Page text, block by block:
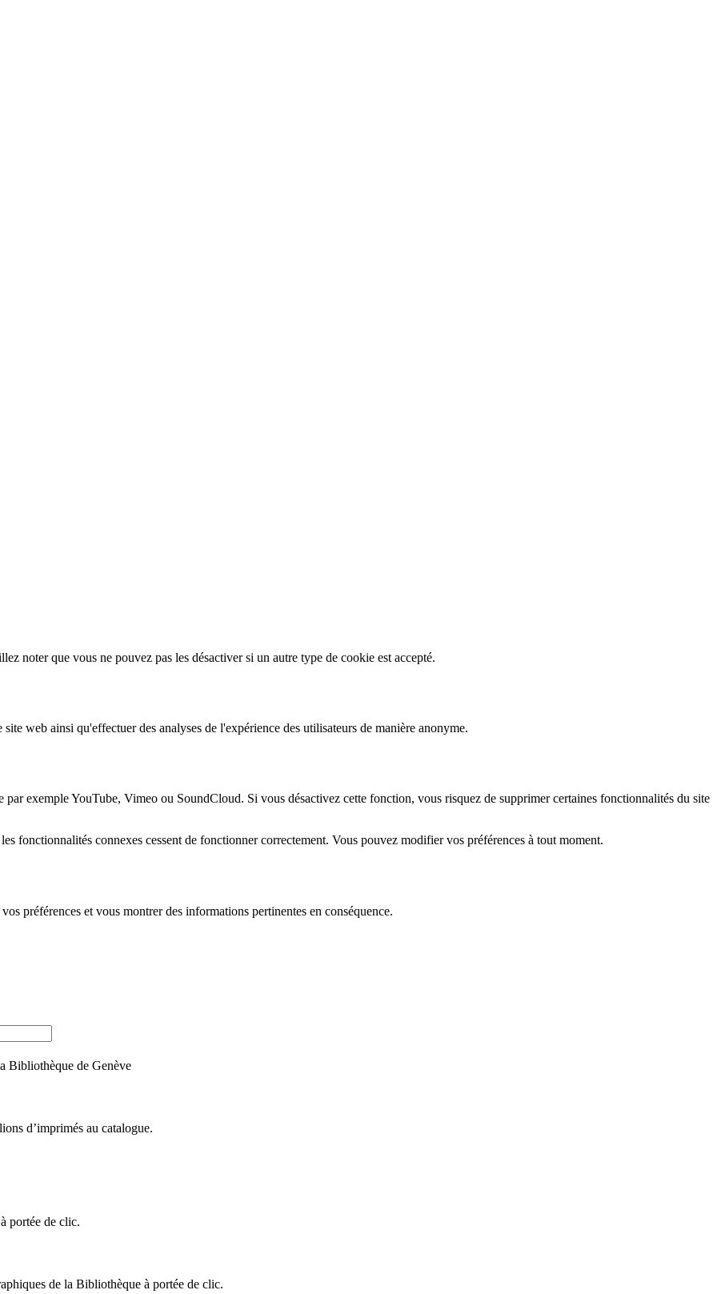
noter que vous ne pouvez pas les désactiver si un autre type de cookie est accepté.
web ainsi qu'effectuer des analyses de l'expérience des utilisateurs de manière anonyme.
exemple YouTube, Vimeo ou SoundCloud. Si vous désactivez cette fonction, vous risquez de supprimer certaines fonctionnalités du site
fonctionnalités connexes cessent de fonctionner correctement. Vous pouvez modifier vos préférences à tout moment.
préférences et vous montrer des informations pertinentes en conséquence.
Bibliothèque de Genève
d’imprimés au catalogue.
portée de clic.
de la Bibliothèque à portée de clic.